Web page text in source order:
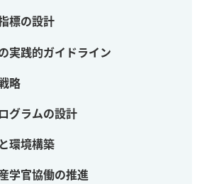
標の設計
実践的ガイドライン
略
グラムの設計
環境構築
学官協働の推進